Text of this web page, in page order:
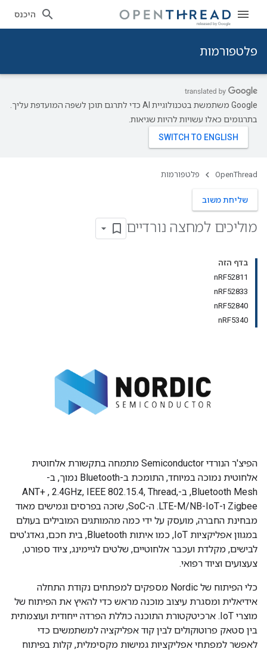
היכנס
פלטפורמות
‫Google משתמשת בטכנולוגיית AI כדי לתרגם תוכן לשפה המועדפת עליך.
בתרגומים כאלו עשויות להיות שגיאות.
OpenThread פלטפורמות
שליחת משוב
מוליכים למחצה נורדיים
בדף הזה
nRF52811
nRF52833
nRF52840
nRF5340
הפיצ'ר הנורדי Semiconductor מתמחה בתקשורת אלחוטית
אלחוטית נמוכה במיוחד, התומכת ב-Bluetooth נמוך, ב-
Bluetooth Mesh, ב-ANT+ , 2.4GHz, IEEE 802.15.4, Thread,
Zigbee ו-LTE-M/NB-IoT. ה-SoC, שזכה בפרסים וגמישים מאוד
מבחינת החברה, מועסק על ידי כמה מהמותגים המובילים בעולם
במגוון אפליקציות IoT, כמו איתות Bluetooth, בית חכם, גאדג'טים
לבישים, מקלדת ועכבר אלחוטיים, שלטים לגיימינג, ציוד ספורט,
צעצועים וציוד רפואי.
כלי הפיתוח של Nordic מספקים למפתחים נקודת התחלה
אידיאלית ומסגרת עיצוב מוכנה מראש כדי להאיץ את הפיתוח של
מוצרי IoT. ארכיטקטורת התוכנה כוללת הפרדה ייחודית ועוצמתית
בין סטאק פרוטוקולים לבין קוד אפליקציה למשתמשים כדי
לאפשר למפתחי אפליקציות גמישות מקסימלית, קלות בפיתוח